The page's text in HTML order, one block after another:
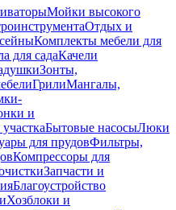
Мойки высокого
Отдых и
Комплекты мебели для
для садаКачели
Зонты,
ГрилиМангалы,
и
Бытовые насосыЛюки
для прудовФильтры,
Компрессоры для
Запчасти и
Благоустройство
Хозблоки и